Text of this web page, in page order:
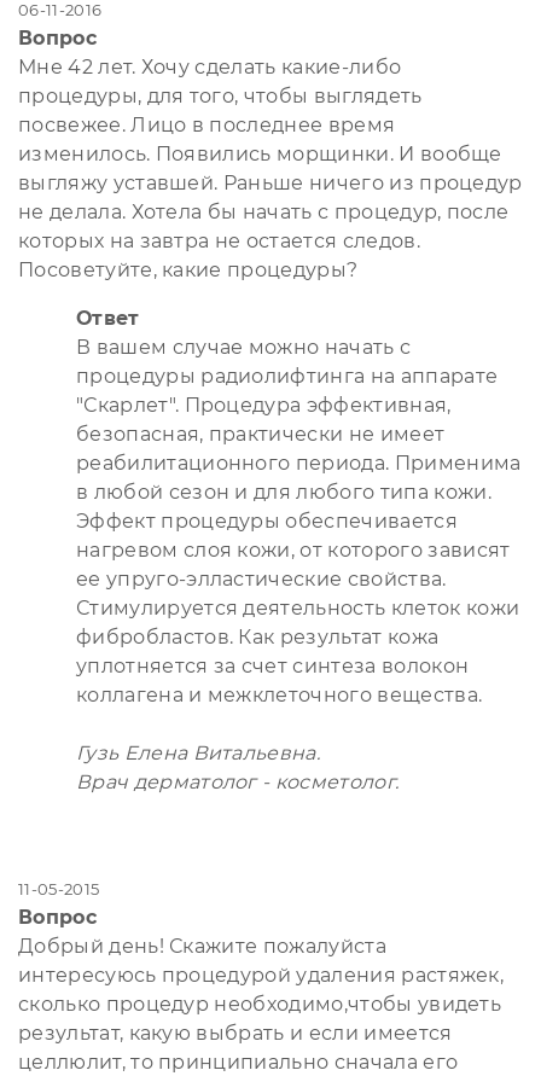
06-11-2016
Вопрос
Мне 42 лет. Хочу сделать какие-либо
процедуры, для того, чтобы выглядеть
посвежее. Лицо в последнее время
изменилось. Появились морщинки. И вообще
выгляжу уставшей. Раньше ничего из процедур
не делала. Хотела бы начать с процедур, после
которых на завтра не остается следов.
Посоветуйте, какие процедуры?
Ответ
В вашем случае можно начать с
процедуры радиолифтинга на аппарате
"Скарлет". Процедура эффективная,
безопасная, практически не имеет
реабилитационного периода. Применима
в любой сезон и для любого типа кожи.
Эффект процедуры обеспечивается
нагревом слоя кожи, от которого зависят
ее упруго-элластические свойства.
Стимулируется деятельность клеток кожи
фибробластов. Как результат кожа
уплотняется за счет синтеза волокон
коллагена и межклеточного вещества.
Гузь Елена Витальевна.
Врач дерматолог - косметолог.
11-05-2015
Вопрос
Добрый день! Скажите пожалуйста
интересуюсь процедурой удаления растяжек,
сколько процедур необходимо,чтобы увидеть
результат, какую выбрать и если имеется
целлюлит, то принципиально сначала его